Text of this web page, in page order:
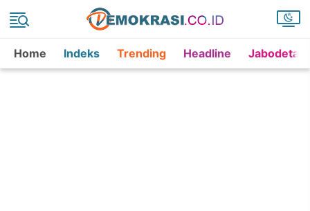
Home Indeks Trending Headline